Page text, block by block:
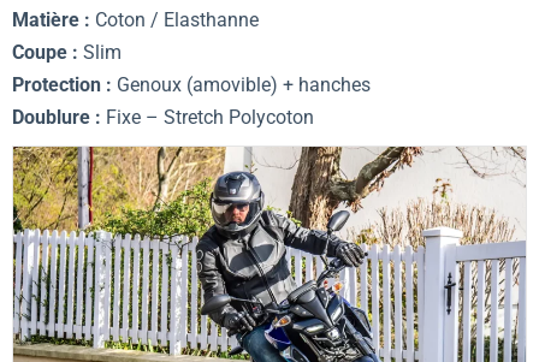
Matière : Coton / Elasthanne
Coupe : Slim
Protection : Genoux (amovible) + hanches
Doublure : Fixe – Stretch Polycoton